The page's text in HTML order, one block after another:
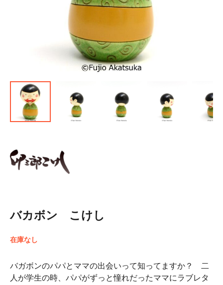
バカボン こけし
在庫なし
バガボンのパパとママの出会いって知ってますか？ 二
人が学生の時、パパがずっと憧れだったママにラブレタ